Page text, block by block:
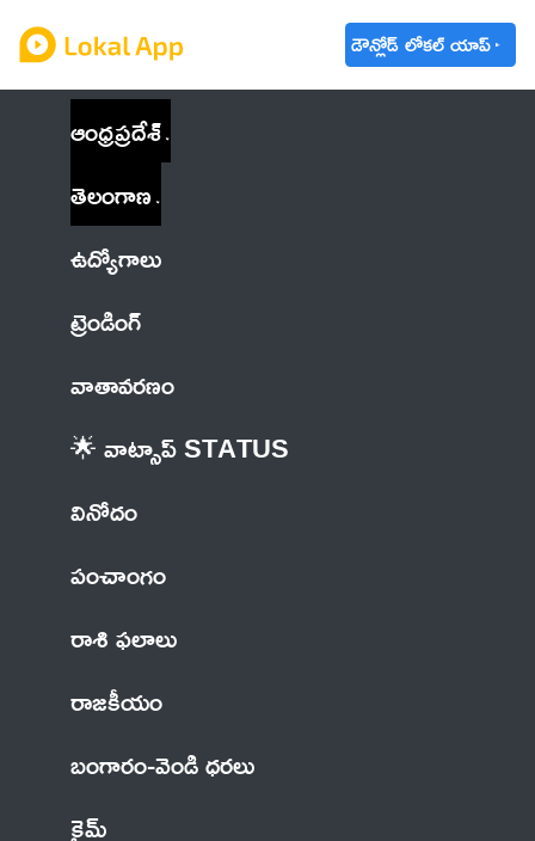
డౌన్లోడ్ లోకల్ యాప్
ఆంధ్రప్రదేశ్
తెలంగాణ
ఉద్యోగాలు
ట్రెండింగ్
వాతావరణం
🌟 వాట్సాప్ STATUS
వినోదం
పంచాంగం
రాశి ఫలాలు
రాజకీయం
బంగారం-వెండి ధరలు
క్రైమ్